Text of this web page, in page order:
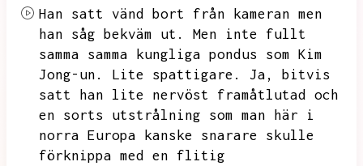
Han satt vänd bort från kameran men
han såg bekväm ut.
Men inte fullt
samma samma kungliga pondus som Kim
Jong-un.
Lite spattigare. Ja,
bitvis
satt han lite nervöst framåtlutad och
en sorts utstrålning som man här i
norra Europa kanske snarare skulle
förknippa med en flitig